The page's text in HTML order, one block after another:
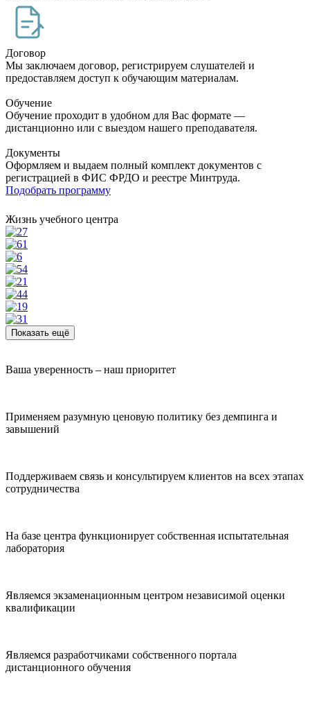
Договор
Мы заключаем договор, регистрируем слушателей и
предоставляем доступ к обучающим материалам.
Обучение
Обучение проходит в удобном для Вас формате —
дистанционно или с выездом нашего преподавателя.
Документы
Оформляем и выдаем полный комплект документов с
регистрацией в ФИС ФРДО и реестре Минтруда.
Подобрать программу
Жизнь учебного центра
Показать ещё
Ваша уверенность – наш приоритет
Применяем разумную ценовую политику без демпинга и
завышений
Поддерживаем связь и консультируем клиентов на всех этапах
сотрудничества
На базе центра функционирует собственная испытательная
лаборатория
Являемся экзаменационным центром независимой оценки
квалификации
Являемся разработчиками собственного портала
дистанционного обучения